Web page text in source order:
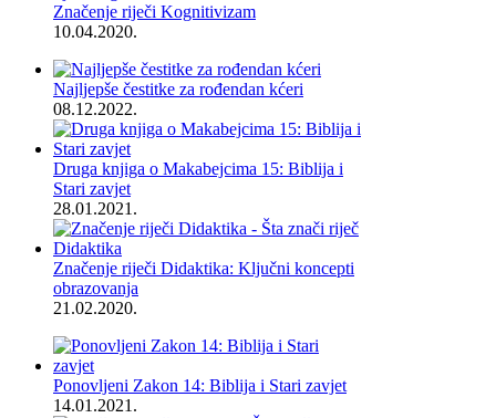
Značenje riječi Kognitivizam
10.04.2020.
Najljepše čestitke za rođendan kćeri
08.12.2022.
Druga knjiga o Makabejcima 15: Biblija i
Stari zavjet
28.01.2021.
Značenje riječi Didaktika: Ključni koncepti
obrazovanja
21.02.2020.
Ponovljeni Zakon 14: Biblija i Stari zavjet
14.01.2021.